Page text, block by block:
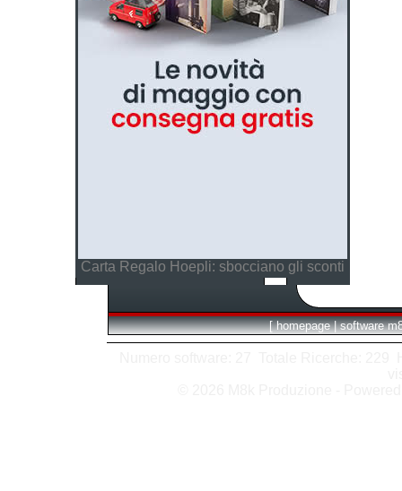
Carta Regalo Hoepli: sbocciano gli sconti
[ homepage | software